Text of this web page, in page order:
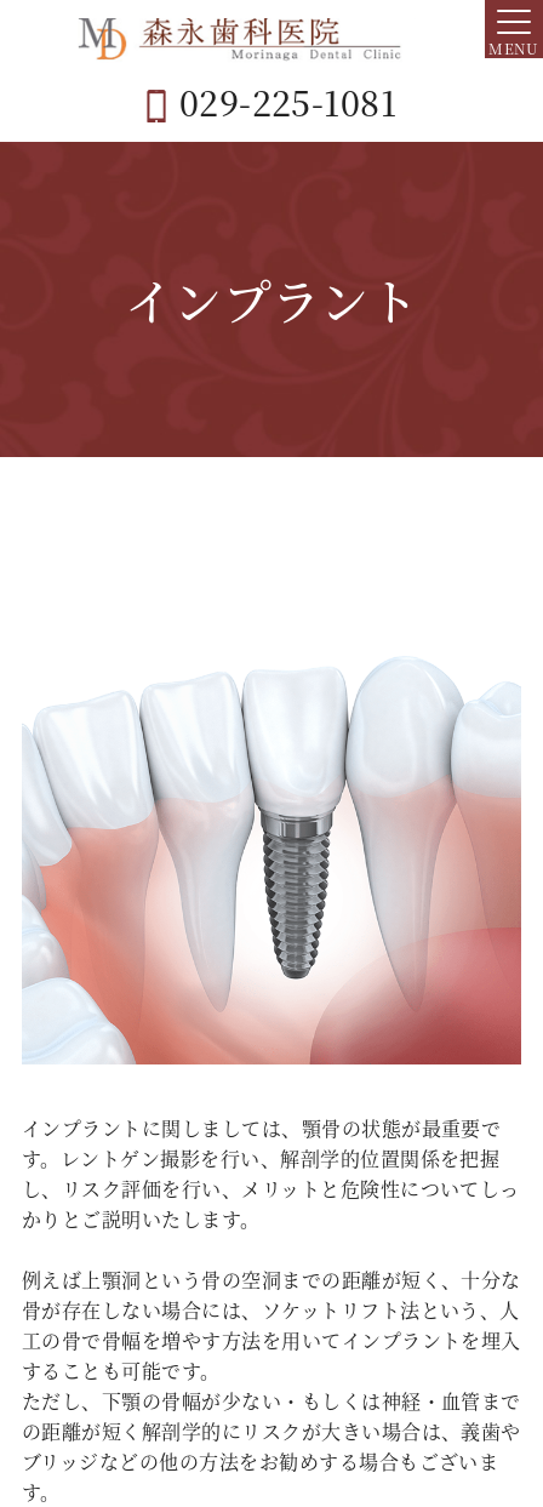
029-225-1081
MENU
インプラント
インプラントに関しましては、顎骨の状態が最重要で
す。レントゲン撮影を行い、解剖学的位置関係を把握
し、リスク評価を行い、メリットと危険性についてしっ
かりとご説明いたします。
例えば上顎洞という骨の空洞までの距離が短く、十分な
骨が存在しない場合には、ソケットリフト法という、人
工の骨で骨幅を増やす方法を用いてインプラントを埋入
することも可能です。
ただし、下顎の骨幅が少ない・もしくは神経・血管まで
の距離が短く解剖学的にリスクが大きい場合は、義歯や
ブリッジなどの他の方法をお勧めする場合もございま
す。